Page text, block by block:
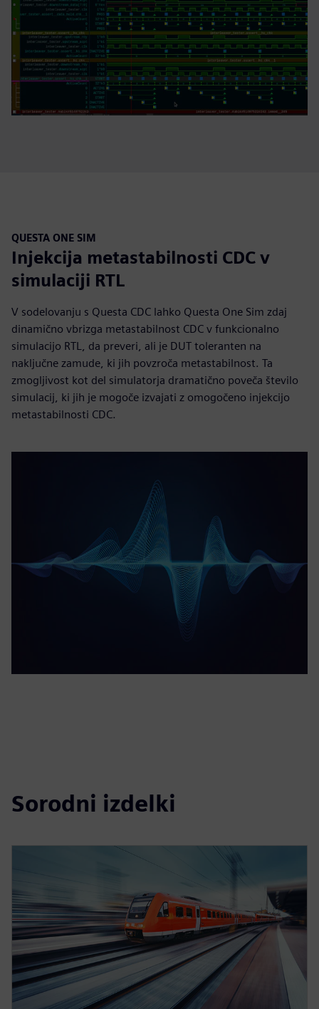
QUESTA ONE SIM
Injekcija metastabilnosti CDC v
simulaciji RTL
V sodelovanju s Questa CDC lahko Questa One Sim zdaj
dinamično vbrizga metastabilnost CDC v funkcionalno
simulacijo RTL, da preveri, ali je DUT toleranten na
naključne zamude, ki jih povzroča metastabilnost. Ta
zmogljivost kot del simulatorja dramatično poveča število
simulacij, ki jih je mogoče izvajati z omogočeno injekcijo
metastabilnosti CDC.
Sorodni izdelki